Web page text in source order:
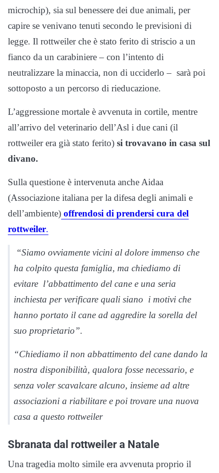
microchip), sia sul benessere dei due animali, per
capire se venivano tenuti secondo le previsioni di
legge. Il rottweiler che è stato ferito di striscio a un
fianco da un carabiniere – con l’intento di
neutralizzare la minaccia, non di ucciderlo – sarà poi
sottoposto a un percorso di rieducazione.
L’aggressione mortale è avvenuta in cortile, mentre
all’arrivo del veterinario dell’Asl i due cani (il
rottweiler era già stato ferito) si trovavano in casa sul
divano.
Sulla questione è intervenuta anche Aidaa
(Associazione italiana per la difesa degli animali e
dell’ambiente) offrendosi di prendersi cura del
rottweiler.
“Siamo ovviamente vicini al dolore immenso che
ha colpito questa famiglia, ma chiediamo di
evitare l’abbattimento del cane e una seria
inchiesta per verificare quali siano i motivi che
hanno portato il cane ad aggredire la sorella del
suo proprietario”.
“Chiediamo il non abbattimento del cane dando la
nostra disponibilità, qualora fosse necessario, e
senza voler scavalcare alcuno, insieme ad altre
associazioni a riabilitare e poi trovare una nuova
casa a questo rottweiler
Sbranata dal rottweiler a Natale
Una tragedia molto simile era avvenuta proprio il